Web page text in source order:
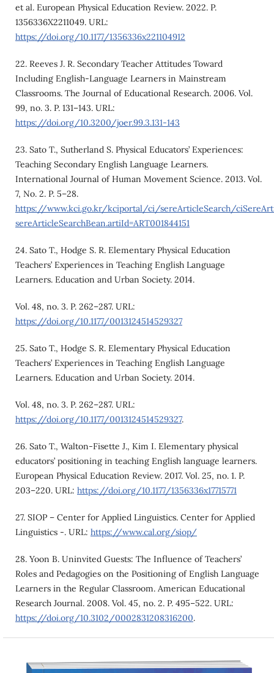
et al. European Physical Education Review. 2022. P.
1356336X2211049. URL:
https://doi.org/10.1177/1356336x221104912
22. Reeves J. R. Secondary Teacher Attitudes Toward
Including English-Language Learners in Mainstream
Classrooms. The Journal of Educational Research. 2006. Vol.
99, no. 3. P. 131–143. URL:
https://doi.org/10.3200/joer.99.3.131-143
23. Sato T., Sutherland S. Physical Educators’ Experiences:
Teaching Secondary English Language Learners.
International Journal of Human Movement Science. 2013. Vol.
7, No. 2. P. 5–28.
https://www.kci.go.kr/kciportal/ci/sereArticleSearch/
sereArticleSearchBean.artiId=ART001844151
24. Sato T., Hodge S. R. Elementary Physical Education
Teachers’ Experiences in Teaching English Language
Learners. Education and Urban Society. 2014.
Vol. 48, no. 3. P. 262–287. URL:
https://doi.org/10.1177/0013124514529327
25. Sato T., Hodge S. R. Elementary Physical Education
Teachers’ Experiences in Teaching English Language
Learners. Education and Urban Society. 2014.
Vol. 48, no. 3. P. 262–287. URL:
https://doi.org/10.1177/0013124514529327.
26. Sato T., Walton-Fisette J., Kim I. Elementary physical
educators’ positioning in teaching English language learners.
European Physical Education Review. 2017. Vol. 25, no. 1. P.
203–220. URL: https://doi.org/10.1177/1356336x17715771
27. SIOP – Center for Applied Linguistics. Center for Applied
Linguistics -. URL: https://www.cal.org/siop/
28. Yoon B. Uninvited Guests: The Influence of Teachers’
Roles and Pedagogies on the Positioning of English Language
Learners in the Regular Classroom. American Educational
Research Journal. 2008. Vol. 45, no. 2. P. 495–522. URL:
https://doi.org/10.3102/0002831208316200.